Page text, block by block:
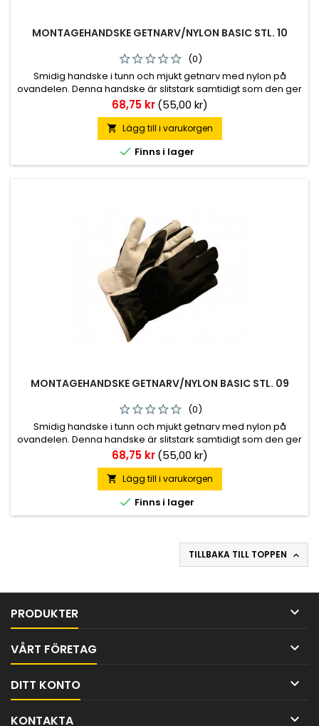
MONTAGEHANDSKE GETNARV/NYLON BASIC STL. 10
(0)
Smidig handske i tunn och mjukt getnarv med nylon på
ovandelen. Denna handske är slitstark samtidigt som den ger
en god fingertoppskänsla. Passar alla typer hantverk,
verkstad och montage.
Pris
68,75 kr (55,00 kr)
 Lägg till i varukorgen
 Finns i lager
MONTAGEHANDSKE GETNARV/NYLON BASIC STL. 09
(0)
Smidig handske i tunn och mjukt getnarv med nylon på
ovandelen. Denna handske är slitstark samtidigt som den ger
en god fingertoppskänsla. Passar alla typer hantverk,
verkstad och montage.
Pris
68,75 kr (55,00 kr)
 Lägg till i varukorgen
 Finns i lager
TILLBAKA TILL TOPPEN 
PRODUKTER 
VÅRT FÖRETAG 
DITT KONTO 
KONTAKTA 